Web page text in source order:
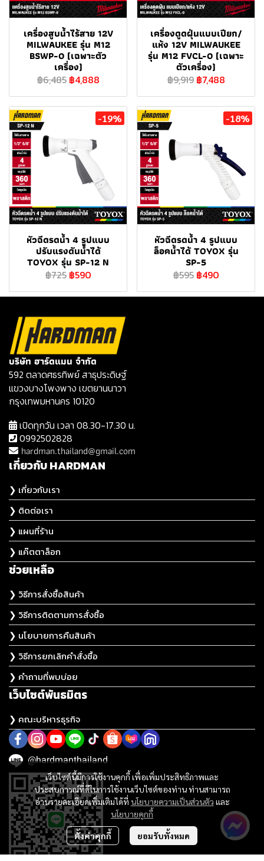
เครื่องสูบน้ำไร้สาย 12V
MILWAUKEE รุ่น M12
BSWP-0 (เฉพาะตัว
เครื่อง)
฿6,485 ฿4,888
เครื่องดูดฝุ่นแบบเปียก/
แห้ง 12V MILWAUKEE
รุ่น M12 FVCL-0 (เฉพาะ
ตัวเครื่อง)
฿9,919 ฿7,488
-19%
หัวฉีดรดน้ำ 4 รูปแบบ
ปรับแรงดันน้ำได้
TOYOX รุ่น SP-12 N
฿725 ฿590
-18%
หัวฉีดรดน้ำ 4 รูปแบบ
ล็อคน้ำได้ TOYOX รุ่น
SP-5
฿595 ฿490
เว็บไซต์นี้มีการใช้งานคุกกี้ เพื่อเพิ่มประสิทธิภาพและ
ประสบการณ์ที่ดีในการใช้งานเว็บไซต์ของท่าน ท่านสามารถ
อ่านรายละเอียดเพิ่มเติมได้ที่ นโยบายความเป็นส่วนตัว และ
นโยบายคุกกี้
ตั้งค่าคุกกี้ ยอมรับทั้งหมด
บริษัท ฮาร์ดแมน จำกัด
592 ตลาดศธรทิพย์ สาธุประดิษฐ์
แขวงบางโพงพาง เขตยานนาวา
กรุงเทพมหานคร 10120
เปิดทุกวัน เวลา 08.30-17.30 น.
0992502828
hardman.thailand@gmail.com
เกี่ยวกับ HARDMAN
❯ เกี่ยวกับเรา
❯ ติดต่อเรา
❯ แผนที่ร้าน
❯ แค๊ตตาล็อก
ช่วยเหลือ
❯ วิธีการสั่งซื้อสินค้า
❯ วิธีการติดตามการสั่งซื้อ
❯ นโยบายการคืนสินค้า
❯ วิธีการยกเลิกคำสั่งซื้อ
❯ คำถามที่พบบ่อย
เว็บไซต์พันธมิตร
❯ คณะบริหารธุรกิจ
@hardmanthailand